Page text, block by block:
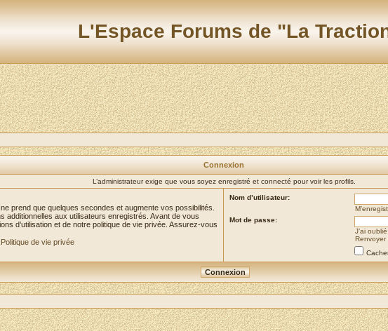
L'Espace Forums de "La
Connexion
L’administrateur exige que vous soyez enregistré et connecté pour voir les profils.
prend que quelques secondes et augmente vos possibilités.
additionnelles aux utilisateurs enregistrés. Avant de vous
d’utilisation et de notre politique de vie privée. Assurez-vous
Politique de vie privée
Nom d’utilisateur:
Mot de passe:
J’ai
Renvoyer